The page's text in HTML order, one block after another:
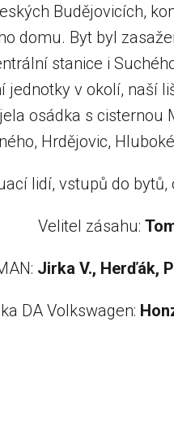
Budějovicích,
domu. Byt byl
stanice i
jednotky v okolí, naší
osádka s cisternou
Hrdějovic,
lidí, vstupů do bytů,
Velitel zásahu:
Jirka V., Herďák,
DA Volkswagen: